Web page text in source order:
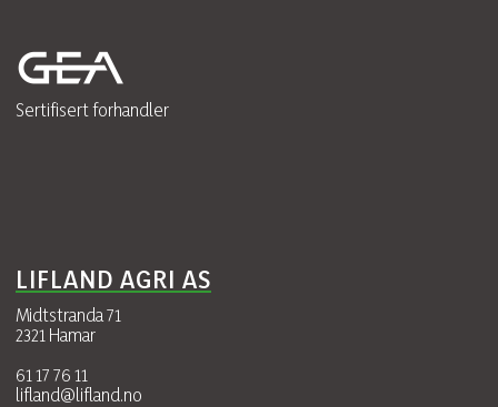
Sertifisert forhandler
LIFLAND AGRI AS
Midtstranda 71
2321 Hamar
61 17 76 11
lifland@lifland.no